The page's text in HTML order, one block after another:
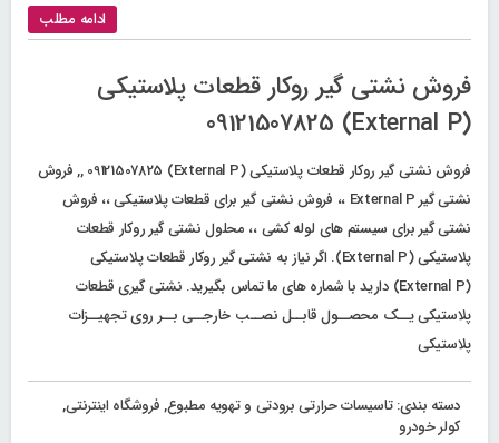
ادامه مطلب
فروش نشتی گیر روکار قطعات پلاستیکی
(External P) 09121507825
فروش نشتی گیر روکار قطعات پلاستیکی (External P) 09121507825 ,, فروش
نشتی گیر External P ،، فروش نشتی گیر برای قطعات پلاستیکی ،، فروش
نشتی گیر برای سیستم های لوله کشی ،، محلول نشتی گیر روکار قطعات
پلاستیکی (External P). اگر نیاز به نشتی گیر روکار قطعات پلاستیکی
(External P) دارید با شماره های ما تماس بگیرید. نشتی گیری قطعات
پلاستیکی یــک محصــول قابــل نصــب خارجــی بــر روی تجهیــزات
پلاستیکی
دسته بندی:تاسیسات حرارتی برودتی و تهویه مطبوع,فروشگاه اینترنتی,
کولر خودرو